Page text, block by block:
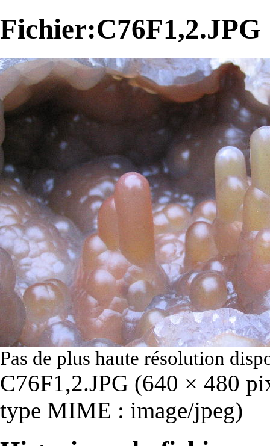
Fichier:C76F1,2.JPG
Pas de plus haute résolution
C76F1,2.JPG (640 × 480
type MIME : image/jpeg)